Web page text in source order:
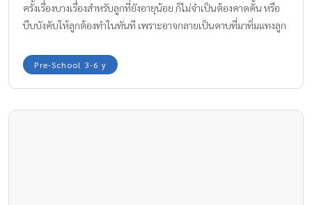
ครั้งเรื่องบางเรื่องสำหรับลูกที่ยังอายุน้อย ก็ไม่จำเป็นต้องคาดคั้น หรือ
บีบบังคับให้ลูกต้องทำในทันที เพราะอาจกลายเป็นดาบที่มาทิ่มแทงลูก
Pre-School 3-6 y